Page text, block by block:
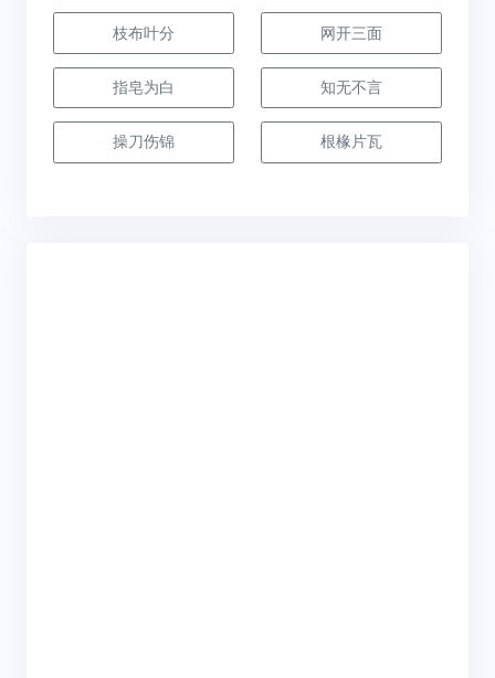
枝布叶分 网开三面
指皂为白 知无不言
操刀伤锦 根椽片瓦